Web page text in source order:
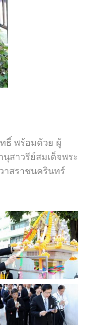
ธิ์ พร้อมด้วย ผู้
สาวรีย์สมเด็จพระ
าสราชนครินทร์